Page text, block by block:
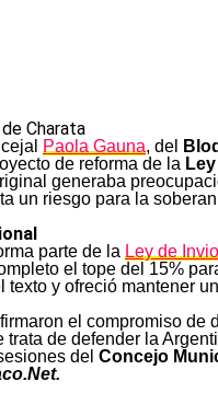
Paola Gauna, del
de reforma de la
generaba
un riesgo para la
parte de la Ley de
el tope del 15%
y ofreció mantener
el compromiso de
de defender la
del Concejo